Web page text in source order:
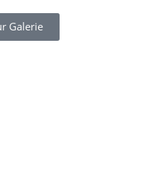
Galerie